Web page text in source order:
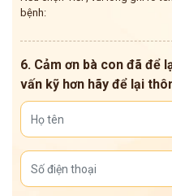
bệnh:
6. Cảm ơn bà con đã để
vấn kỹ hơn hãy để lại